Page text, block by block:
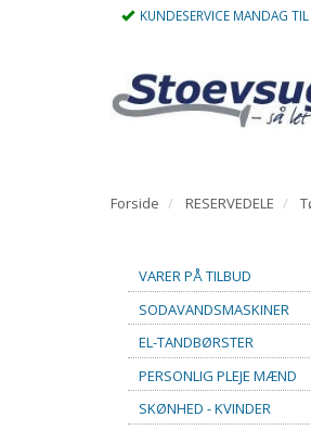
KUNDESERVICE MANDAG
Forside RESERVEDELE
VARER PÅ TILBUD
SODAVANDSMASKINER
EL-TANDBØRSTER
PERSONLIG PLEJE MÆND
SKØNHED - KVINDER